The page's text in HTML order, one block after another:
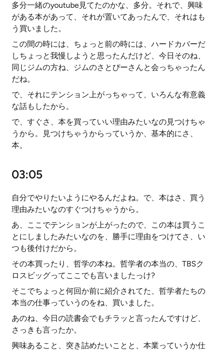
多分一緒のyoutube見てたのかな、多分。それで、興味
がある本があって、それが置いてあったんで、それはも
う買いました。
この間の時には、ちょっと前の時には、ハードカバーだ
しちょっと我慢しようと思ったんだけど、今日そのね、
同じジムの方ね、ジムのさとぴーさんと会っちゃったん
だね。
で、それにテンション上がっちゃって、いろんな有意義
な話もしたから。
で、すぐさ、本を買っていい理由みたいなの見つけちゃ
うから。見つけちゃうからっていうか、基本的にさ、
本。
03:05
自分でやりたいようにやるんだよね。で、本はさ、買う
理由みたいなのすぐつけちゃうから。
あ、ここでテンションが上がったので、この本は買うこ
とにしましたみたいなのを、勝手に理由をつけてさ、い
つも後付けだから。
その本買ったり、哲学の本ね。哲学者の本当の、TBSク
ロスビッグってここでも言いましたっけ?
そこでちょっと何回か前に紹介されてた、哲学者たちの
本当の仕事っていうのをね、買いました。
あのね、今日の読書会でもチラッと言ったんですけど、
さっきも言ったか。
興味あること、突き詰めたいことと、本業っていうか仕